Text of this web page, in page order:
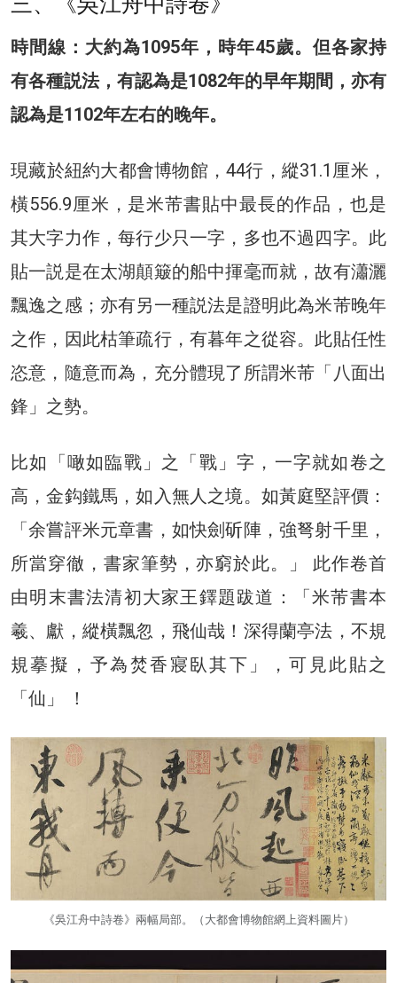
時間線：大約為1095年，時年45歲。但各家持
有各種説法，有認為是1082年的早年期間，亦有
認為是1102年左右的晚年。
現藏於紐約大都會博物館，44行，縱31.1厘米，
橫556.9厘米，是米芾書貼中最長的作品，也是
其大字力作，每行少只一字，多也不過四字。此
貼一説是在太湖顛簸的船中揮毫而就，故有瀟灑
飄逸之感；亦有另一種説法是證明此為米芾晚年
之作，因此枯筆疏行，有暮年之從容。此貼任性
恣意，隨意而為，充分體現了所謂米芾「八面出
鋒」之勢。
比如「噉如臨戰」之「戰」字，一字就如卷之
高，金鈎鐵馬，如入無人之境。如黃庭堅評價：
「余嘗評米元章書，如快劍斫陣，強弩射千里，
所當穿徹，書家筆勢，亦窮於此。」 此作卷首
由明末書法清初大家王鐸題跋道：「米芾書本
羲、獻，縱橫飄忽，飛仙哉！深得蘭亭法，不規
規摹擬，予為焚香寢臥其下」，可見此貼之
「仙」 ！
《吳江舟中詩卷》兩幅局部。（大都會博物館網上資料圖片）